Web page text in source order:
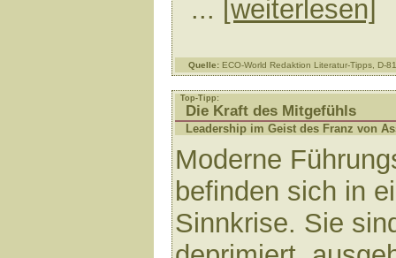
... [weiterlesen]
Quelle: ECO-World Redaktion Literatur-Tipps, D-
Top-Tipp:
Die Kraft des Mitgefühls
Leadership im Geist des Franz von
Moderne
befinden sich in
Sinnkrise. Sie